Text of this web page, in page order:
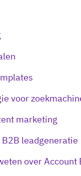
voor
marketing
B2B leadgeneratie
over Account